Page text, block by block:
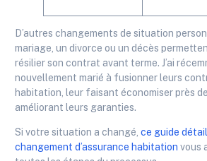
D’autres changements de situation
mariage, un divorce ou un décès
résilier son contrat avant terme. J’ai
nouvellement marié à fusionner leurs
habitation, leur faisant économiser près
améliorant leurs garanties.
Si votre situation a changé,ce guide
changement d’assurance habitation vous